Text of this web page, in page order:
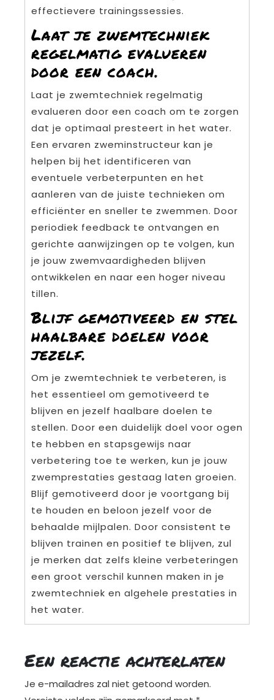
effectievere trainingssessies.
Laat je zwemtechniek
regelmatig evalueren
door een coach.
Laat je zwemtechniek regelmatig
evalueren door een coach om te zorgen
dat je optimaal presteert in het water.
Een ervaren zweminstructeur kan je
helpen bij het identificeren van
eventuele verbeterpunten en het
aanleren van de juiste technieken om
efficiënter en sneller te zwemmen. Door
periodiek feedback te ontvangen en
gerichte aanwijzingen op te volgen, kun
je jouw zwemvaardigheden blijven
ontwikkelen en naar een hoger niveau
tillen.
Blijf gemotiveerd en stel
haalbare doelen voor
jezelf.
Om je zwemtechniek te verbeteren, is
het essentieel om gemotiveerd te
blijven en jezelf haalbare doelen te
stellen. Door een duidelijk doel voor ogen
te hebben en stapsgewijs naar
verbetering toe te werken, kun je jouw
zwemprestaties gestaag laten groeien.
Blijf gemotiveerd door je voortgang bij
te houden en beloon jezelf voor de
behaalde mijlpalen. Door consistent te
blijven trainen en positief te blijven, zul
je merken dat zelfs kleine verbeteringen
een groot verschil kunnen maken in je
zwemtechniek en algehele prestaties in
het water.
Een reactie achterlaten
Je e-mailadres zal niet getoond worden.